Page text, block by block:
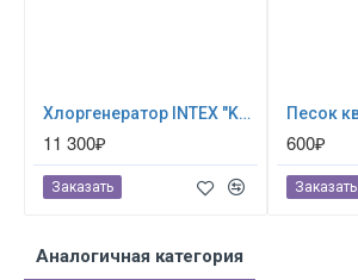
Хлоргенератор INTEX "Krystal Clear saltwater system" ; артикул 26668
11 300₽
Заказать
600₽
Заказать
Аналогичная категория